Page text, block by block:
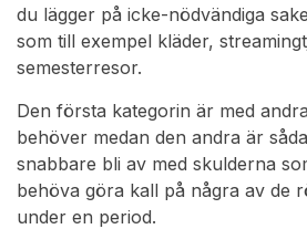
du lägger på icke-nödvändiga
som till exempel kläder,
semesterresor.
Den första kategorin är med
behöver medan den andra är
snabbare bli av med skulderna
behöva göra kall på några av de
under en period.